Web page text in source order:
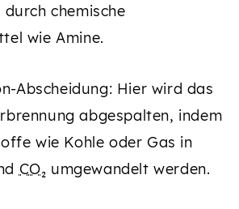
chemische
wie Amine.
Abscheidung: Hier wird das
abgespalten, indem
wie Kohle oder Gas in
CO₂ umgewandelt werden.